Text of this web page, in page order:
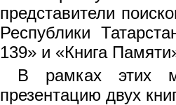
представители
Республики
139» и «Книга
В рамках этих
презентацию двух